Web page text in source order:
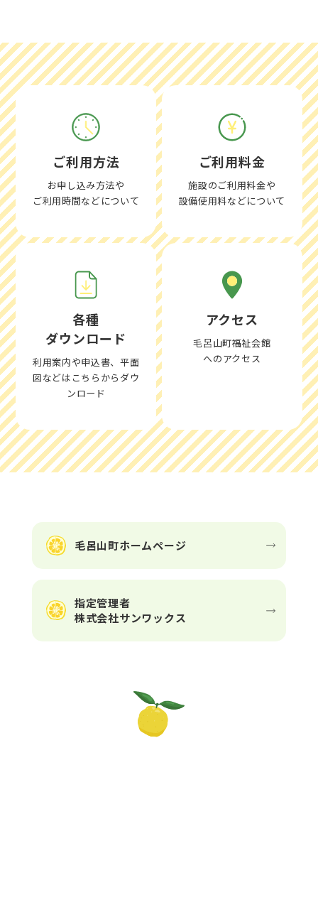
ご利用方法
お申し込み方法や
ご利用時間などについて
ご利用料金
施設のご利用料金や
設備使用料などについて
各種
ダウンロード
利用案内や申込書、平面
図などはこちらからダウ
ンロード
アクセス
毛呂山町福祉会館
へのアクセス
毛呂山町ホームページ
指定管理者
株式会社サンワックス